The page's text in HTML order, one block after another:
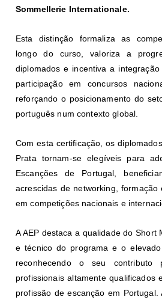
Sommellerie Internationale.
Esta distinção formaliza as
longo do curso, valoriza a
diplomados e incentiva a
participação em concursos
reforçando o posicionamento do
português num contexto global.
Com esta certificação, os
Prata tornam-se elegíveis para
Escanções de Portugal,
acrescidas de networking,
em competições nacionais e
A AEP destaca a qualidade do Short
e técnico do programa e o
reconhecendo o seu
profissionais altamente qualificados
profissão de escanção em Portugal.